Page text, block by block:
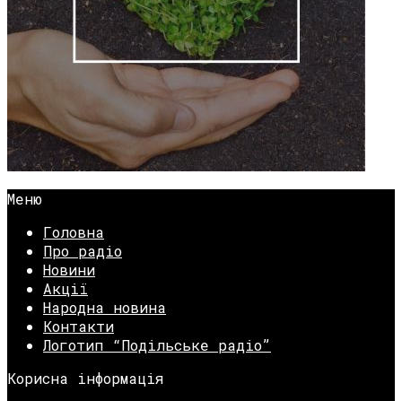
Меню
Головна
Про радіо
Новини
Акції
Народна новина
Контакти
Логотип “Подільське радіо”
Корисна інформація